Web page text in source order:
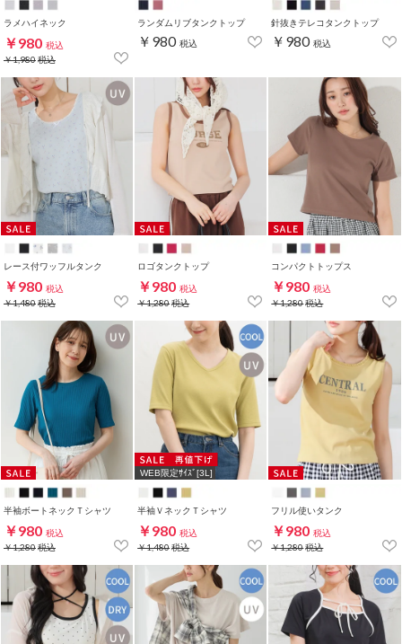
ラメハイネック
￥980 税込
￥1,980税込
ランダムリブタンクトップ
￥980 税込
針抜きテレコタンクトップ
￥980 税込
レース付ワッフルタンク
￥980 税込
￥1,480税込
ロゴタンクトップ
￥980 税込
￥1,280税込
コンパクトトップス
￥980 税込
￥1,280税込
半袖ボートネックＴシャツ
￥980 税込
￥1,280税込
WEB限定ｻｲｽﾞ[3L]
半袖ＶネックＴシャツ
￥980 税込
￥1,480税込
フリル使いタンク
￥980 税込
￥1,280税込